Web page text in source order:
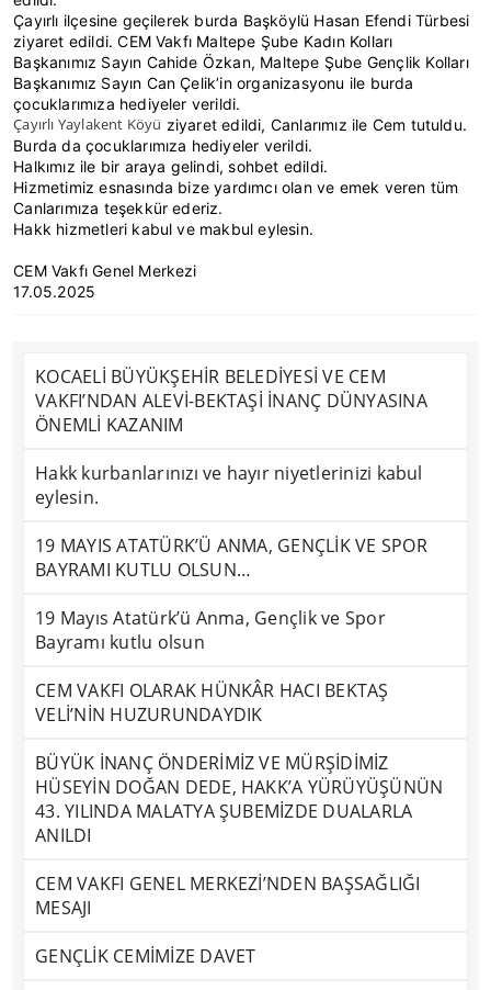
Çayırlı ilçesine geçilerek burda Başköylü Hasan Efendi Türbesi
ziyaret edildi. CEM Vakfı Maltepe Şube Kadın Kolları
Başkanımız Sayın Cahide Özkan, Maltepe Şube Gençlik Kolları
Başkanımız Sayın Can Çelik’in organizasyonu ile burda
çocuklarımıza hediyeler verildi.
Çayırlı Yaylakent Köyü ziyaret edildi, Canlarımız ile Cem tutuldu.
Burda da çocuklarımıza hediyeler verildi.
Halkımız ile bir araya gelindi, sohbet edildi.
Hizmetimiz esnasında bize yardımcı olan ve emek veren tüm
Canlarımıza teşekkür ederiz.
Hakk hizmetleri kabul ve makbul eylesin.
CEM Vakfı Genel Merkezi
17.05.2025
KOCAELİ BÜYÜKŞEHİR BELEDİYESİ VE CEM
VAKFI’NDAN ALEVİ-BEKTAŞİ İNANÇ DÜNYASINA
ÖNEMLİ KAZANIM
Hakk kurbanlarınızı ve hayır niyetlerinizi kabul
eylesin.
19 MAYIS ATATÜRK’Ü ANMA, GENÇLİK VE SPOR
BAYRAMI KUTLU OLSUN…
19 Mayıs Atatürk’ü Anma, Gençlik ve Spor
Bayramı kutlu olsun
CEM VAKFI OLARAK HÜNKÂR HACI BEKTAŞ
VELİ’NİN HUZURUNDAYDIK
BÜYÜK İNANÇ ÖNDERİMİZ VE MÜRŞİDİMİZ
HÜSEYİN DOĞAN DEDE, HAKK’A YÜRÜYÜŞÜNÜN
43. YILINDA MALATYA ŞUBEMİZDE DUALARLA
ANILDI
CEM VAKFI GENEL MERKEZİ’NDEN BAŞSAĞLIĞI
MESAJI
GENÇLİK CEMİMİZE DAVET